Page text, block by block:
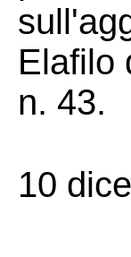
Elafilo
n. 43.
10